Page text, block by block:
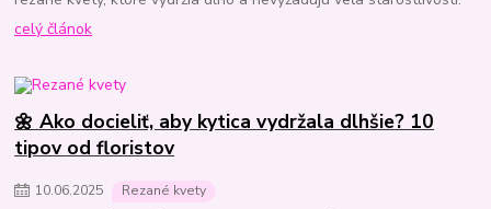
celý článok
🌼 Ako docieliť, aby kytica vydržala dlhšie? 10
tipov od floristov
10.06.2025 Rezané kvety